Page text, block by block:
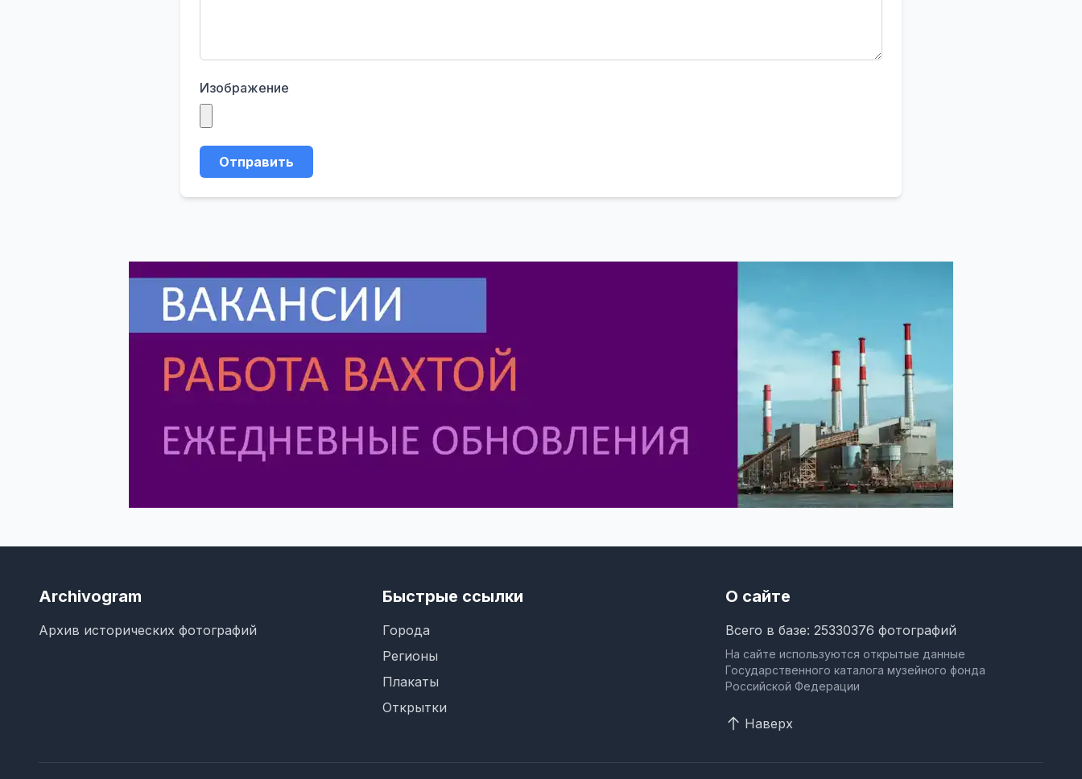
Изображение
Отправить
Archivogram
Архив исторических фотографий
Быстрые ссылки
Города
Регионы
Плакаты
Открытки
О сайте
Всего в базе: 25330376 фотографий
На сайте используются открытые данные
Государственного каталога музейного фонда
Российской Федерации
Наверх